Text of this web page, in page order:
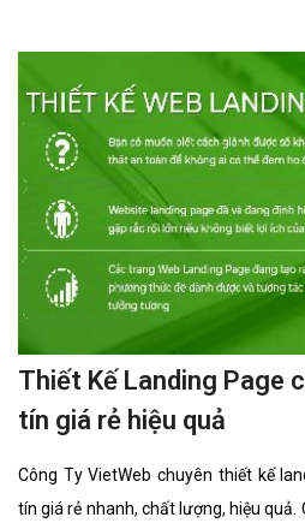
Thiết Kế Landing Page
tín giá rẻ hiệu quả
Công Ty VietWeb chuyên thiết kế
tín giá rẻ nhanh, chất lượng, hiệu quả.